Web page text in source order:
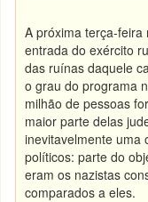
A próxima terça-
entrada do exército
das ruínas daquele
o grau do programa
milhão de pessoas
maior parte delas
inevitavelmente uma
políticos: parte do
eram os nazistas
comparados a eles.